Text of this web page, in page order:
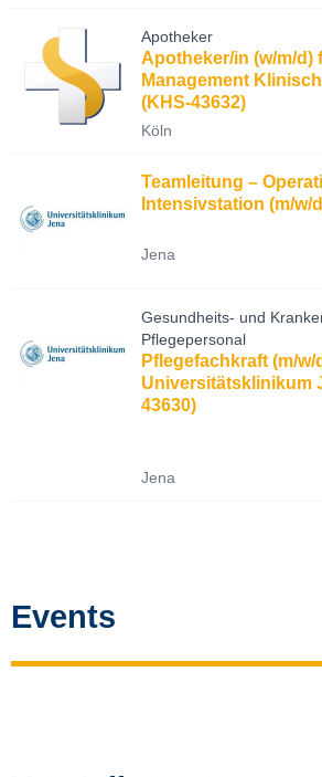
Apotheker
Apotheker/in (w/m/d)
Management
(KHS-43632)
Köln
Teamleitung –
Intensivstation (m/w/
Jena
Gesundheits- und
Pflegepersonal
Pflegefachkraft (m/w/
Universitätsklinikum
43630)
Jena
Events